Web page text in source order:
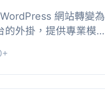
網站轉變為
的外掛，提供專業模
協助站長打造...